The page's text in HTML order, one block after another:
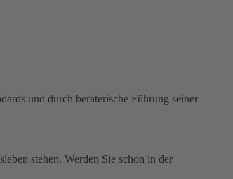
und durch beraterische Führung seiner
stehen. Werden Sie schon in der